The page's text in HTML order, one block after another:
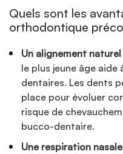
Quels sont les
orthodontique
Un alignement
le plus jeune âge aide
dentaires. Les dents
place pour évoluer
risque de
bucco-dentaire.
Une respiration